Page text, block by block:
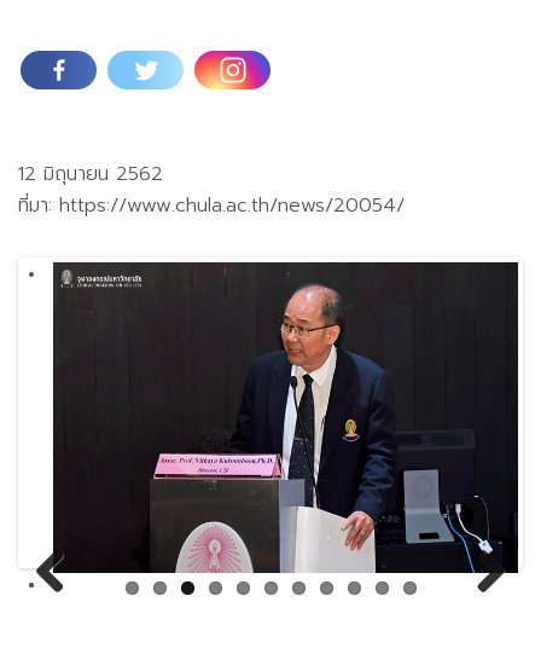
12 มิถุนายน 2562
ที่มา: https://www.chula.ac.th/news/20054/